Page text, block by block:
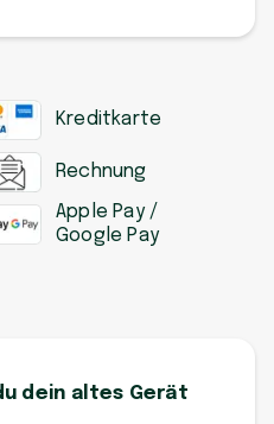
Kreditkarte
Rechnung
Apple Pay /
Google Pay
dein altes Gerät